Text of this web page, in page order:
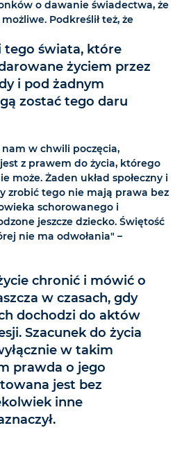
o dawanie świadectwa, że
Podkreślił też, że
tego świata, które
życiem przez
i pod żadnym
zostać tego daru
w chwili poczęcia,
z prawem do życia, którego
może. Żaden układ społeczny i
zrobić tego nie mają prawa bez
schorowanego i
jeszcze dziecko. Świętość
nie ma odwołania" –
chronić i mówić o
w czasach, gdy
dochodzi do aktów
Szacunek do życia
w takim
prawda o jego
jest bez
inne